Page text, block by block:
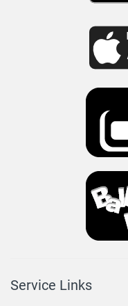
Service Links